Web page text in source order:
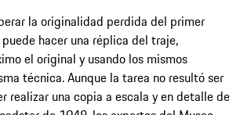
la originalidad perdida del primer
hacer una réplica del traje,
el original y usando los mismos
técnica. Aunque la tarea no resultó ser
realizar una copia a escala y en detalle de